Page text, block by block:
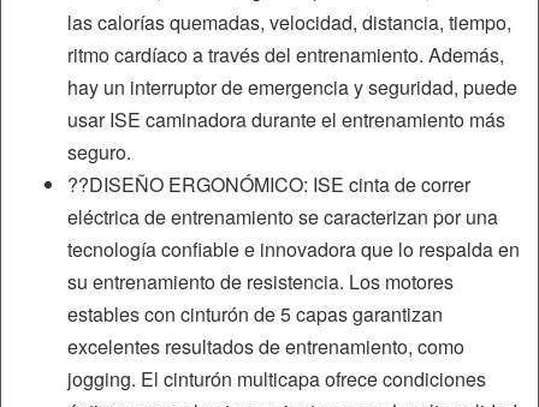
las calorías quemadas, velocidad, distancia, tiempo,
ritmo cardíaco a través del entrenamiento. Además,
hay un interruptor de emergencia y seguridad, puede
usar ISE caminadora durante el entrenamiento más
seguro.
??DISEÑO ERGONÓMICO: ISE cinta de correr
eléctrica de entrenamiento se caracterizan por una
tecnología confiable e innovadora que lo respalda en
su entrenamiento de resistencia. Los motores
estables con cinturón de 5 capas garantizan
excelentes resultados de entrenamiento, como
jogging. El cinturón multicapa ofrece condiciones